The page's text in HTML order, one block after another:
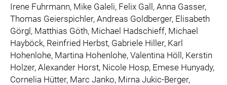
Irene Fuhrmann, Mike Galeli, Felix Gall, Anna Gasser,
Thomas Geierspichler, Andreas Goldberger, Elisabeth
Görgl, Matthias Göth, Michael Hadschieff, Michael
Hayböck, Reinfried Herbst, Gabriele Hiller, Karl
Hohenlohe, Martina Hohenlohe, Valentina Höll, Kerstin
Holzer, Alexander Horst, Nicole Hosp, Emese Hunyady,
Cornelia Hütter, Marc Janko, Mirna Jukic-Berger,